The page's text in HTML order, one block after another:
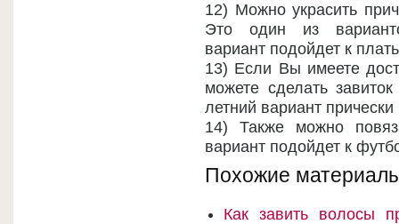
12) Можно украсить
Это один из
вариант подойдет к
13) Если Вы имеете
можете сделать
летний вариант прически
14) Также можно
вариант подойдет к
Похожие
Как завить волосы